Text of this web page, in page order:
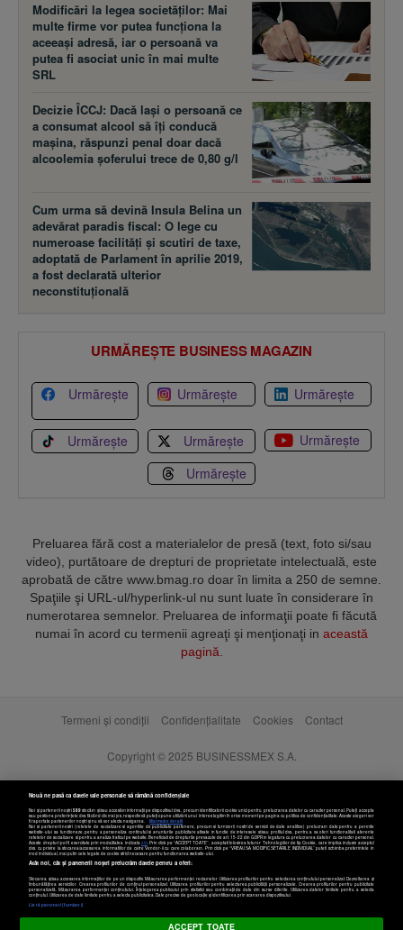
Modificări la legea societăţilor: Mai
multe firme vor putea funcţiona la
aceeaşi adresă, iar o persoană va
putea fi asociat unic în mai multe
SRL
Decizie ÎCCJ: Dacă laşi o persoană ce
a consumat alcool să îţi conducă
maşina, răspunzi penal doar dacă
alcoolemia şoferului trece de 0,80 g/l
Cum urma să devină Insula Belina un
adevărat paradis fiscal: O lege cu
numeroase facilităţi şi scutiri de taxe,
adoptată de Parlament în aprilie 2019,
a fost declarată ulterior
neconstituţională
URMĂREȘTE BUSINESS MAGAZIN
Urmărește Urmărește Urmărește
Urmărește Urmărește
Urmărește
Urmărește
Preluarea fără cost a materialelor de presă (text, foto si/sau
video), purtătoare de drepturi de proprietate intelectuală, este
aprobată de către www.bmag.ro doar în limita a 250 de semne.
Spaţiile şi URL-ul/hyperlink-ul nu sunt luate în considerare în
numerotarea semnelor. Preluarea de informaţii poate fi făcută
numai în acord cu termenii agreaţi şi menţionaţi in această
pagină.
Termeni și condiții Confidențialitate Cookies Contact
Copyright © 2025 BUSINESSMEX S.A.
Setări cookies
Nouă ne pasă ca datele tale personale să rămână confidențiale
Noi și partenerii noștri589stocăm și/sau accesăm informații pe dispozitivul dvs., precum identificatorii cookie unici pentru prelucrarea datelor cu caracter personal. Puteți accepta
sau gestiona preferințele dvs. făcând clic mai jos, respectiv vă puteți opune utilizării unui interes legitim în orice moment pe pagina cu politica de confidențialitate. Aceste alegeri vor
fi raportate partenerilor noștri și nu vă vor afecta navigarea.
Mai multe detalii
Noi si partenerii nostri (retelele de socializare si agentiile de publicitate partenere, precum si furnizorii nostri de servicii de date analitice) prelucram date pentru a permite
website-ului sa functioneze, pentru a personaliza continutul si anunturile publicitare afisate in functie de interesele si/sau profilul dvs., pentru a va oferi functionalitati aferente
retelelor de socializare si pentru a analiza traficul pe website. Beneficiati de drepturile prevazute de art. 15-22 din GDPR in legatura cu prelucrarea datelor cu caracter personal.
Aceste drepturi pot fi exercitate prin modalitatea indicataaici. Prin click pe “ACCEPT TOATE”, acceptati folosirea tuturor Tehnologiilor de tip Cookie, care implica inclusiv acceptul
dvs. cu privire la stocarea/accesarea informatiilor de catre Vendor-ii cu care colaboram. Prin click pe “VREAU SA MODIFIC SETARILE INDIVIDUAL” puteti schimba preferintele in
mod individual, mai putin cele legate de cookie strict necesare pentru functionarea website-ului.
Atât noi, cât și partenerii noștri prelucrăm datele pentru a oferi:
Stocarea și/sau accesarea informațiilor de pe un dispozitiv. Măsurarea performanței reclamelor. Utilizarea profilurilor pentru selectarea conținutului personalizat. Dezvoltarea și
îmbunătățirea serviciilor. Crearea profilurilor de conținut personalizat. Utilizarea profilurilor pentru selectarea publicității personalizate. Crearea profilurilor pentru publicitate
personalizată. Măsurarea performanței conținutului. Înțelegerea publicului prin statistici sau combinații de date din surse diferite. Utilizarea datelor limitate pentru a selecta
conținutul. Utilizarea de date limitate pentru a selecta publicitatea. Date precise de geolocație și identificarea prin scanarea dispozitivului.
Listă parteneri (furnizori)
ACCEPT TOATE